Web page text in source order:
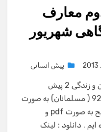
معارف
شهریور
پیش انسانی
نمونه سوالات معارف اسلامی دین و زندگی 2 پیش
دانشگاهی نوبت دوم شهریور ماه 92 ( مسلمانان) به صورت
تشریحی به همراه راهنمای تصحیح به صورت pdf و
. دانلود : لینک